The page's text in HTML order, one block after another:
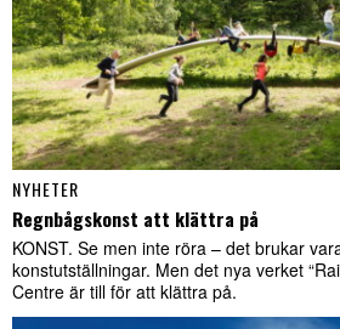
NYHETER
Regnbågskonst att klättra på
KONST. Se men inte röra – det brukar
konstutställningar. Men det nya verket
Centre är till för att klättra på.